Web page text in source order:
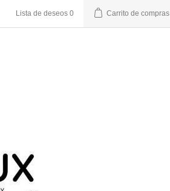
Lista de deseos 0 Carrito de compras